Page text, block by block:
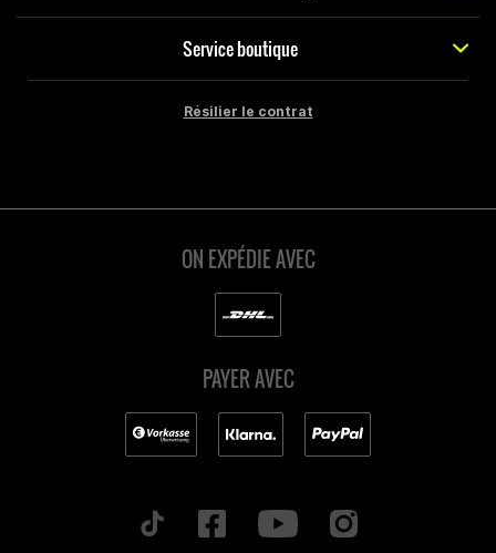
Service boutique
Résilier le contrat
ON EXPÉDIE AVEC
PAYER AVEC